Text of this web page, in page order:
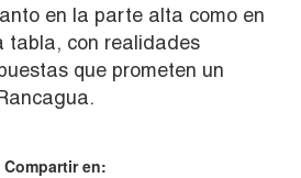
en la parte alta como en
tabla, con realidades
que prometen un
Compartir en: